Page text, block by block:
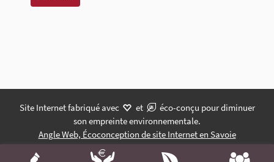
Site Internet fabriqué avec et
éco-conçu pour diminuer
son empreinte environnementale.
Angle Web, Écoconception de site Internet en Savoie